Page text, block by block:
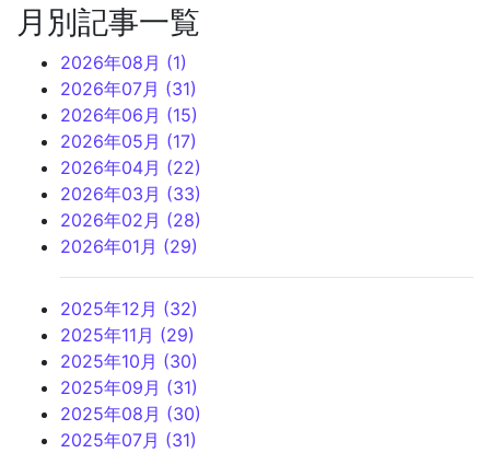
月別記事一覧
2026年08月 (1)
2026年07月 (31)
2026年06月 (15)
2026年05月 (17)
2026年04月 (22)
2026年03月 (33)
2026年02月 (28)
2026年01月 (29)
2025年12月 (32)
2025年11月 (29)
2025年10月 (30)
2025年09月 (31)
2025年08月 (30)
2025年07月 (31)